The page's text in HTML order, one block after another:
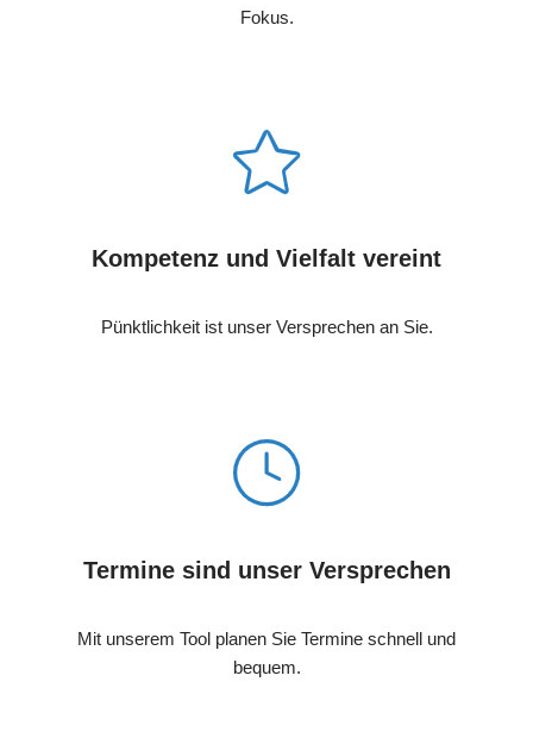
Fokus.
Kompetenz und Vielfalt vereint
Pünktlichkeit ist unser Versprechen an Sie.
Termine sind unser Versprechen
Mit unserem Tool planen Sie Termine schnell und
bequem.